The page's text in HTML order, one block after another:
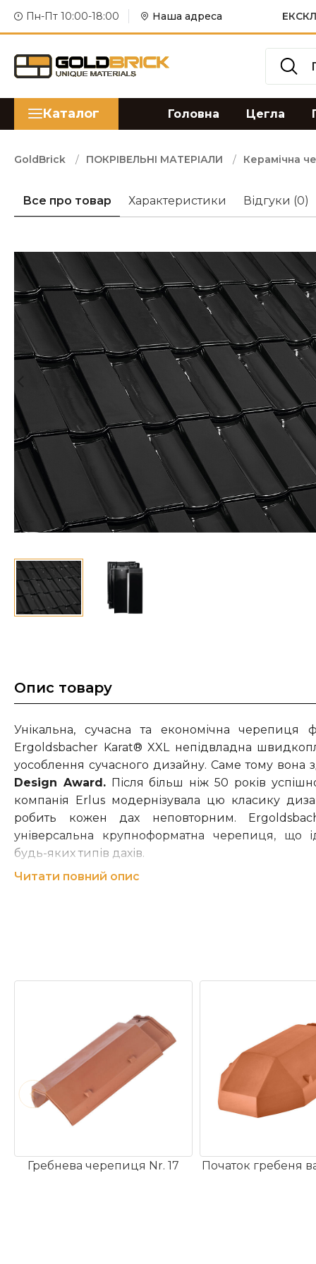
Пн-Пт 10:00-18:00 Наша адреса
Каталог Головна Цегла
GoldBrick ПОКРІВЕЛЬНІ МАТЕРІАЛИ Керамічна
Все про товар Характеристики Відгуки (0)
Опис товару
Унікальна, сучасна та економічна черепиця
Ergoldsbacher Karat® XXL непідвладна
уособлення сучасного дизайну. Саме тому вона
Design Award.Після більш ніж 50 років
компанія Erlus модернізувала цю класику
робить кожен дах неповторним.
універсальна крупноформатна черепиця, що
будь-яких типів дахів.
Керамічна черепиця ERLUS – покрівельний
Німеччині. Маючи близько 570
найбільших компаній у галузі, що
обробці керамічних будівельних матеріалів.
розташований у Нойфарні, у Нижній Баварії.
Бренд ERLUS, відзначений знаком «Зроблено
незмінно високу якість продукції. Це результат
готовності компанії постійно інвестувати в
розробку продукції.
приносять компанії ERLUS безліч
Читати повний опис
Гребнева черепиця Nr. 17 Початок гребеня